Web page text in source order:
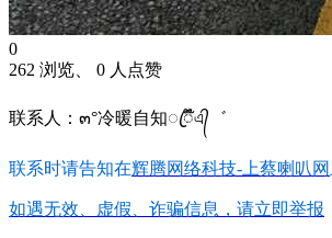
0
262 浏览、 0 人点赞
联系人：๓°冷暖自知ꦿᮁ໊এ᭄゛
联系时请告知在辉腾网络科技-上蔡喇叭网
如遇无效、虚假、诈骗信息，请立即举报